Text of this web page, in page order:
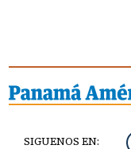
SIGUENOS EN: